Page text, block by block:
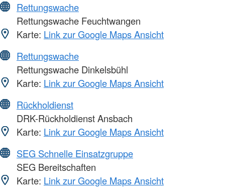
Rettungswache
Rettungswache Feuchtwangen
Karte: Link zur Google Maps Ansicht
Rettungswache
Rettungswache Dinkelsbühl
Karte: Link zur Google Maps Ansicht
Rückholdienst
DRK-Rückholdienst Ansbach
Karte: Link zur Google Maps Ansicht
SEG Schnelle Einsatzgruppe
SEG Bereitschaften
Karte: Link zur Google Maps Ansicht